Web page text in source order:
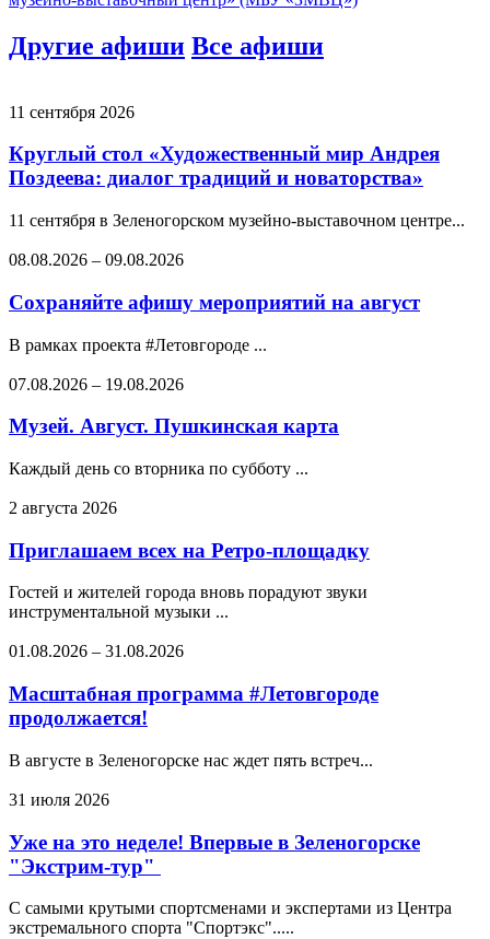
Другие афиши Все афиши
11 сентября 2026
Круглый стол «Художественный мир Андрея
Поздеева: диалог традиций и новаторства»
11 сентября в Зеленогорском музейно-выставочном центре...
08.08.2026 – 09.08.2026
Сохраняйте афишу мероприятий на август
В рамках проекта #Летовгороде ...
07.08.2026 – 19.08.2026
Музей. Август. Пушкинская карта
Каждый день со вторника по субботу ...
2 августа 2026
Приглашаем всех на Ретро-площадку
Гостей и жителей города вновь порадуют звуки
инструментальной музыки ...
01.08.2026 – 31.08.2026
Масштабная программа #Летовгороде
продолжается!
В августе в Зеленогорске нас ждет пять встреч...
31 июля 2026
Уже на это неделе! Впервые в Зеленогорске
"Экстрим-тур"
С самыми крутыми спортсменами и экспертами из Центра
экстремального спорта "Спортэкс".....